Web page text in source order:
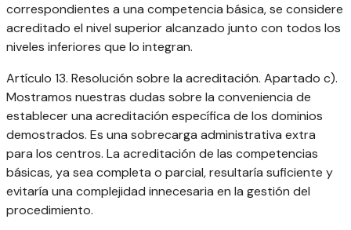
correspondientes a una competencia básica, se considere
acreditado el nivel superior alcanzado junto con todos los
niveles inferiores que lo integran.
Artículo 13. Resolución sobre la acreditación. Apartado c).
Mostramos nuestras dudas sobre la conveniencia de
establecer una acreditación específica de los dominios
demostrados. Es una sobrecarga administrativa extra
para los centros. La acreditación de las competencias
básicas, ya sea completa o parcial, resultaría suficiente y
evitaría una complejidad innecesaria en la gestión del
procedimiento.